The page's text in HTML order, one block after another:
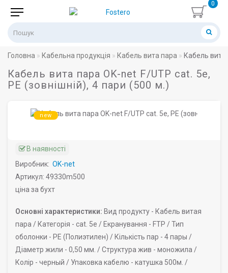
0
Головна Кабельна продукція Кабель вита пара Кабель вита
Кабель вита пара OK-net F/UTP cat. 5e,
PE (зовнішній), 4 пари (500 м.)
new
В наявності
Виробник: OK-net
Артикул: 49330m500
ціна за бухт
Основні характеристики: Вид продукту - Кабель витая
пара / Категорія - cat. 5e / Екранування - FTP /Тип
оболонки - PE (Полиэтилен) / Кількість пар - 4 пары /
Діаметр жили - 0,50 мм. /Структура жив - моножила /
Колір - черный / Упаковка кабелю - катушка 500м. /